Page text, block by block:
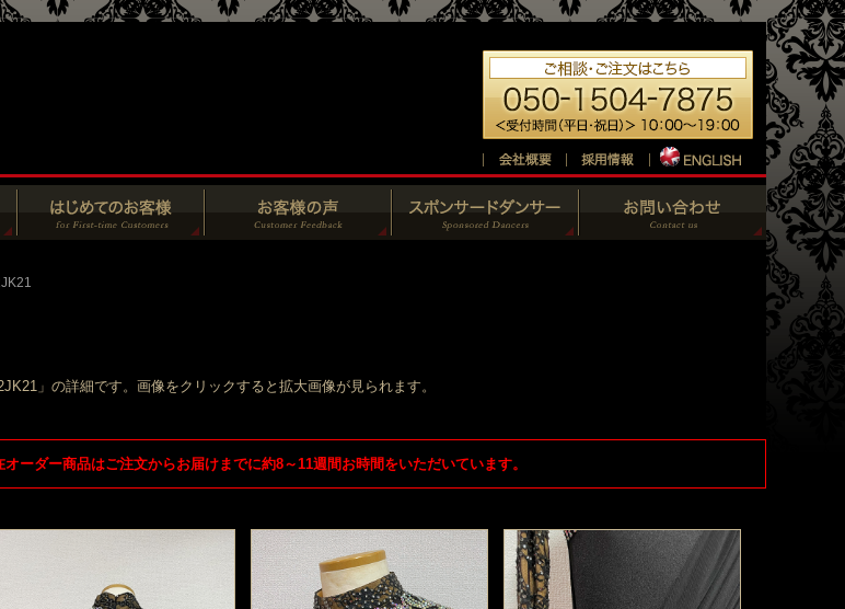
」の詳細です。画像をクリックすると拡大画像が見られます。
オーダー商品はご注文からお届けまでに約8～11週間お時間をいただいています。